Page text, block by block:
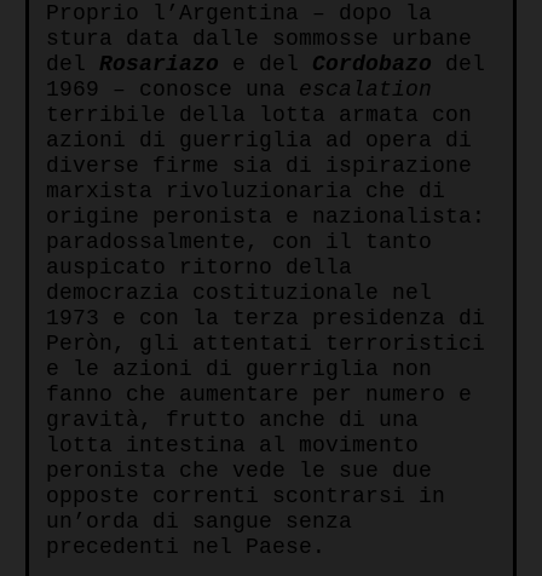
Proprio l’Argentina – dopo la
stura data dalle sommosse urbane
del Rosariazo e del Cordobazo
del
1969 – conosce una escalation
terribile della lotta armata con
azioni di guerriglia ad opera di
diverse firme sia di ispirazione
marxista rivoluzionaria che di
origine peronista e nazionalista:
paradossalmente, con il tanto
auspicato ritorno della
democrazia costituzionale nel
1973 e con la terza presidenza di
Peròn, gli attentati terroristici
e le azioni di guerriglia non
fanno che aumentare per numero e
gravità, frutto anche di una
lotta intestina al movimento
peronista che vede le sue due
opposte correnti scontrarsi in
un’orda di sangue senza
precedenti nel Paese.